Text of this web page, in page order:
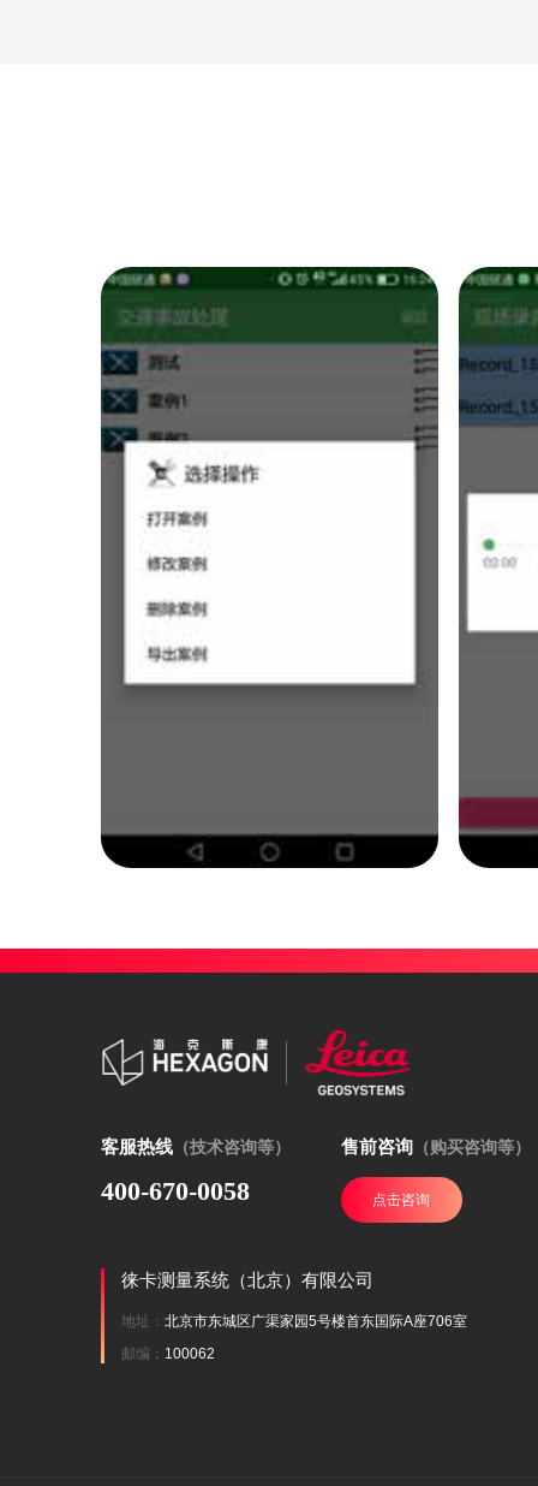
客服热线 （技术咨询等）
400-670-0058
售前咨询 （购买咨询等）
点击咨询
徕卡测量系统（北京）有限公司
地址： 北京市东城区广渠家园5号楼首东国际A座706室
邮编： 100062